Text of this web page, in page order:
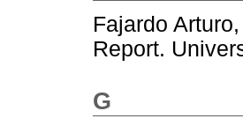
Fajardo
Report.
G